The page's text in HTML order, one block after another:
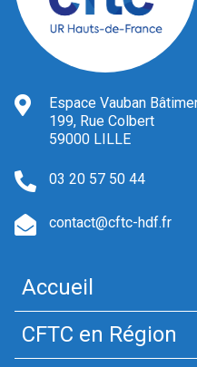
Espace Vauban
199, Rue Colbert
59000 LILLE
03 20 57 50 44
contact@cftc-hdf.fr
Accueil
CFTC en Région